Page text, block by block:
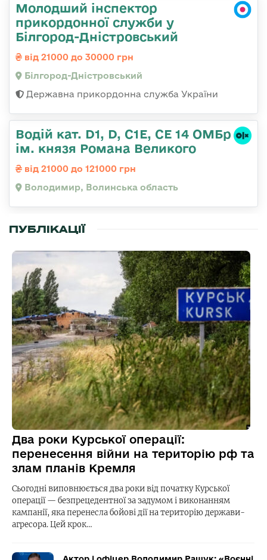
Молодший інспектор
прикордонної служби у
Білгород-Дністровський
від 21000 до 30000 грн
Білгород-Дністровський
Державна прикордонна служба України
Водій кат. D1, D, C1E, CE 14 ОМБр
ім. князя Романа Великого
від 21000 до 121000 грн
Володимир, Волинська область
ПУБЛІКАЦІЇ
Два роки Курської операції:
перенесення війни на територію рф та
злам планів Кремля
Сьогодні виповнюється два роки від початку Курської
операції — безпрецедентної за задумом і виконанням
кампанії, яка перенесла бойові дії на територію держави-
агресора. Цей крок…